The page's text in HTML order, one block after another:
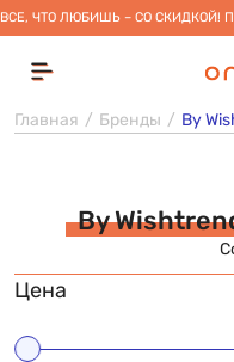
ВСЕ, ЧТО ЛЮБИШЬ – СО СКИДКОЙ!
Главная Бренды By
By
Цена